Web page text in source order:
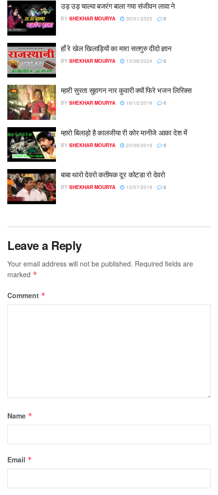
उड़ उड़ चाल्या बजरंग बाला गया संजीवन लावा ने
BY SHEKHAR MOURYA 30/01/2025 0
हाँ रे खेल खिलाड़ियों का मारा सतगुरु दीदो ज्ञान
BY SHEKHAR MOURYA 13/08/2024 0
म्हारी सुरता सुहागन नार कुवारी क्यों फिरे भजन लिरिक्स
BY SHEKHAR MOURYA 16/10/2019 0
म्हारो बिलाड़ो है कालजीया री कोर मानीजे आका देश में
BY SHEKHAR MOURYA 23/09/2019 0
बाबा थारो देवरो कतीयक दूर कोटडा रो देवरो
BY SHEKHAR MOURYA 13/07/2019 0
Leave a Reply
Your email address will not be published. Required fields are
marked *
Comment *
Name *
Email *